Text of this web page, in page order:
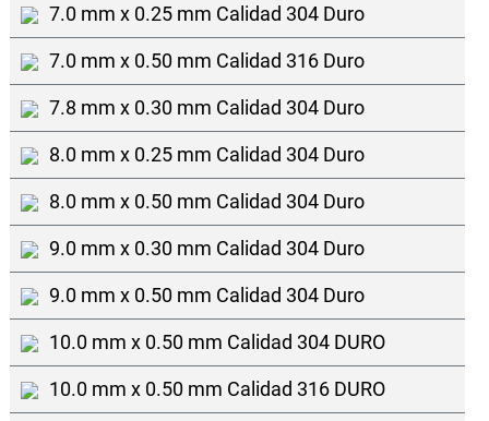
7.0 mm x 0.25 mm Calidad 304 Duro
7.0 mm x 0.50 mm Calidad 316 Duro
7.8 mm x 0.30 mm Calidad 304 Duro
8.0 mm x 0.25 mm Calidad 304 Duro
8.0 mm x 0.50 mm Calidad 304 Duro
9.0 mm x 0.30 mm Calidad 304 Duro
9.0 mm x 0.50 mm Calidad 304 Duro
10.0 mm x 0.50 mm Calidad 304 DURO
10.0 mm x 0.50 mm Calidad 316 DURO